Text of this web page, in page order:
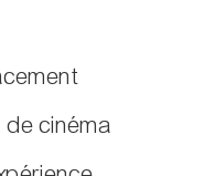
cinéma